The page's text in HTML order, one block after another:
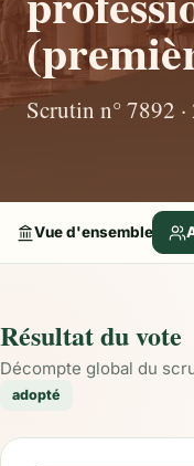
Scrutin n° 7892
Vue d'ensemble
Résultat du vote
Décompte global du
adopté